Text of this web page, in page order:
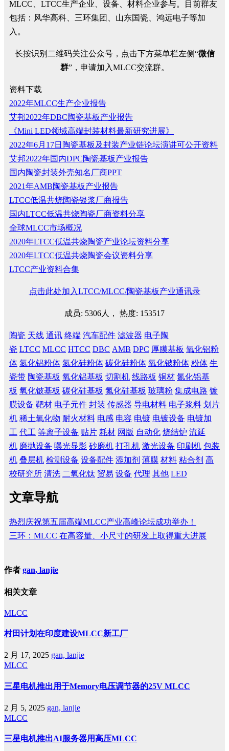
MLCC、LTCC生产企业、设备、材料企业参与。目前群友
包括：风华高科、三环集团、山东国瓷、鸿远电子等加
入。
长按识别二维码关注公众号，点击下方菜单栏左侧“微信
群”，申请加入MLCC交流群。
资料下载
2022年MLCC生产企业报告
艾邦2022年DBC陶瓷基板产业报告
《Mini LED领域高端封装材料最新研究进展》
2022年6月17日陶瓷基板及封装产业链论坛演讲可公开资料
艾邦2022年国内DPC陶瓷基板产业报告
国内陶瓷封装外壳知名厂商PPT
2021年AMB陶瓷基板产业报告
LTCC低温共烧陶瓷银浆厂商报告
国内LTCC低温共烧陶瓷厂商资料分享
全球MLCC市场概况
2020年LTCC低温共烧陶瓷产业论坛资料分享
2020年LTCC低温共烧陶瓷会议资料分享
LTCC产业资料合集
点击此处加入LTCC/MLCC/陶瓷基板产业通讯录
成员: 5306人， 热度: 153517
陶瓷 天线 通讯 终端 汽车配件 滤波器 电子陶
瓷 LTCC MLCC HTCC DBC AMB DPC 厚膜基板 氧化铝粉
体 氮化铝粉体 氮化硅粉体 碳化硅粉体 氧化铍粉体 粉体 生
瓷带 陶瓷基板 氧化铝基板 切割机 线路板 铜材 氮化铝基
板 氧化铍基板 碳化硅基板 氮化硅基板 玻璃粉 集成电路 镀
膜设备 靶材 电子元件 封装 传感器 导电材料 电子浆料 划片
机 稀土氧化物 耐火材料 电感 电容 电镀 电镀设备 电镀加
工 代工 等离子设备 贴片 耗材 网版 自动化 烧结炉 流延
机 磨抛设备 曝光显影 砂磨机 打孔机 激光设备 印刷机 包装
机 叠层机 检测设备 设备配件 添加剂 薄膜 材料 粘合剂 高
校研究所 清洗 二氧化钛 贸易 设备 代理 其他 LED
文章导航
热烈庆祝第五届高端MLCC产业高峰论坛成功举办！
三环：MLCC 在高容量、小尺寸的研发上取得重大进展
作者 gan, lanjie
相关文章
MLCC
村田计划在印度建设MLCC新工厂
2 月 17, 2025 gan, lanjie
MLCC
三星电机推出用于Memory电压调节器的25V MLCC
2 月 5, 2025 gan, lanjie
MLCC
三星电机推出AI服务器用高压MLCC